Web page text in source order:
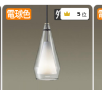
5 位